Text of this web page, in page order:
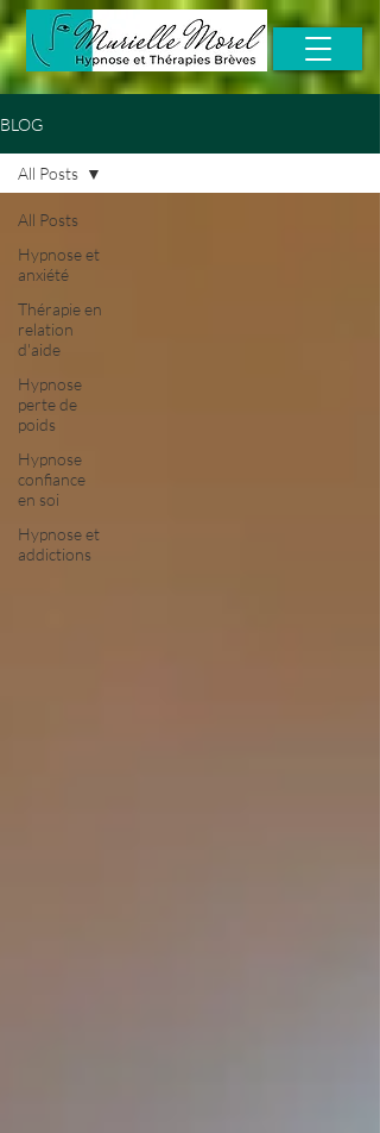
BLOG
All Posts
Hypnose et
anxiété
Thérapie en
relation
d'aide
Hypnose
perte de
poids
Hypnose
confiance
en soi
Hypnose et
addictions
All Posts